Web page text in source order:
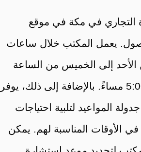
التجاري في مكة في موقع
يعمل المكتب خلال ساعات
الأحد إلى الخميس من الساعة
9:00 صباحًا حتى 5:00 مساءً. بالإضافة إلى ذلك، يوفر
المواعيد لتلبية احتياجات
في الأوقات المناسبة لهم. يمكن